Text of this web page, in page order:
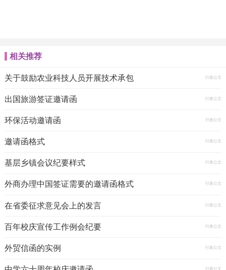
相关推荐
关于鼓励农业科技人员开展技术承包 行政公文
出国旅游签证邀请函 行政公文
环保活动邀请函 行政公文
邀请函格式 行政公文
基层乡镇会议纪要样式 行政公文
外商办理中国签证需要的邀请函格式 行政公文
在省委征求意见会上的发言 行政公文
百年校庆宣传工作例会纪要 行政公文
外贸信函的实例 行政公文
行政公文